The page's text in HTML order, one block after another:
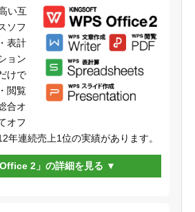
い互
ソフ
表計
ョン
けで
閲覧
合オ
オフ
年連続売上1位の実績があります。
Office 2」の詳細を見る